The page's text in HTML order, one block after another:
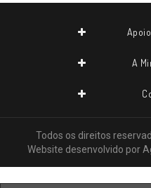
A
Todos os direitos
Website desenvolvido por